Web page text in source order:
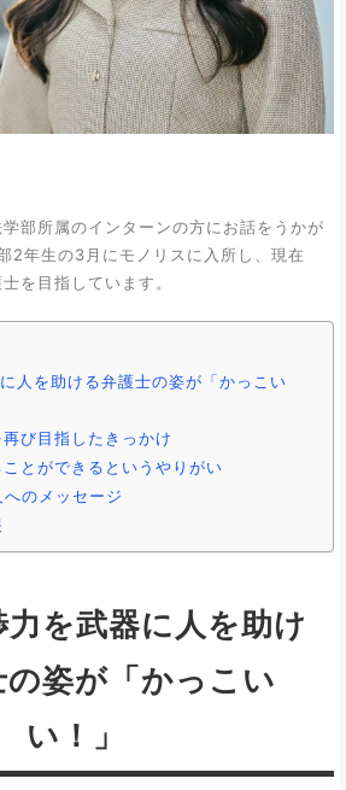
部所属のインターンの方にお話をうかが
2年生の3月にモノリスに入所し、現在
を目指しています。
人を助ける弁護士の姿が「かっこい
び目指したきっかけ
とができるというやりがい
のメッセージ
を武器に人を助け
の姿が「かっこい
い！」